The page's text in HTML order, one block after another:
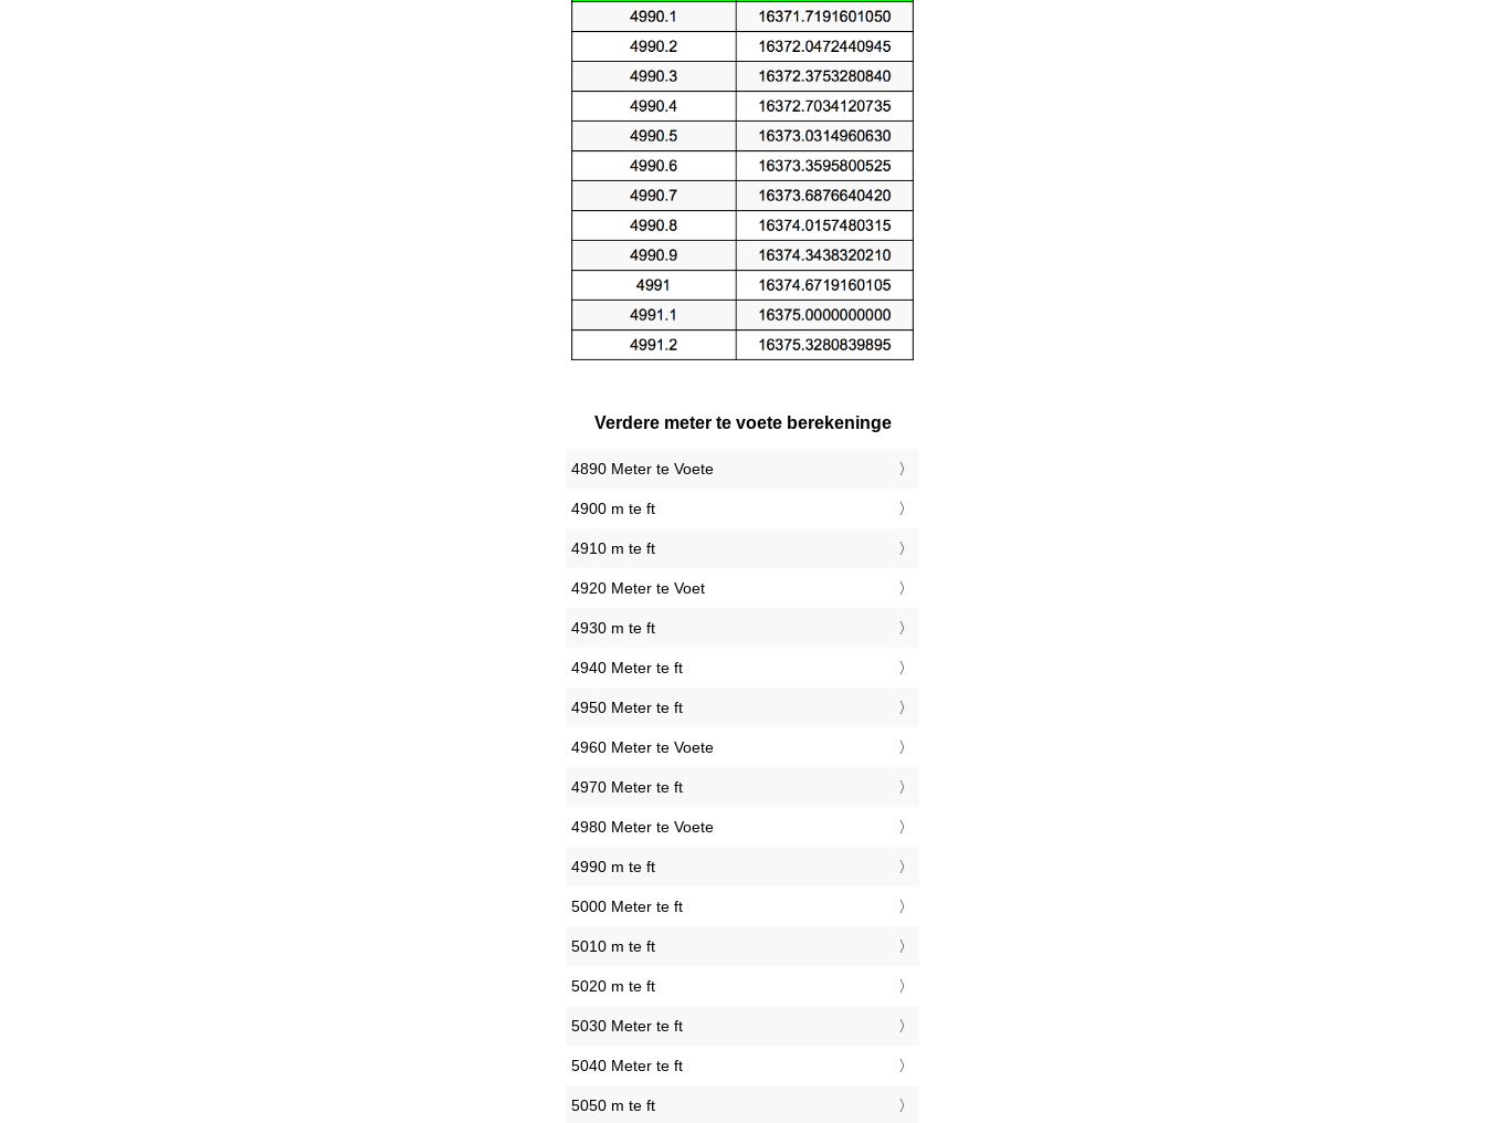
Verdere meter te voete berekeninge
4890 Meter te Voete
4900 m te ft
4910 m te ft
4920 Meter te Voet
4930 m te ft
4940 Meter te ft
4950 Meter te ft
4960 Meter te Voete
4970 Meter te ft
4980 Meter te Voete
4990 m te ft
5000 Meter te ft
5010 m te ft
5020 m te ft
5030 Meter te ft
5040 Meter te ft
5050 m te ft